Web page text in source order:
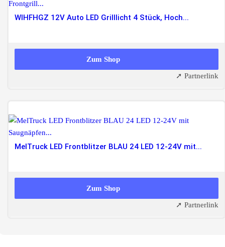
WIHFHGZ 12V Auto LED Grilllicht 4 Stück, Hoch...
Zum Shop
➚ Partnerlink
MelTruck LED Frontblitzer BLAU 24 LED 12-24V mit...
Zum Shop
➚ Partnerlink